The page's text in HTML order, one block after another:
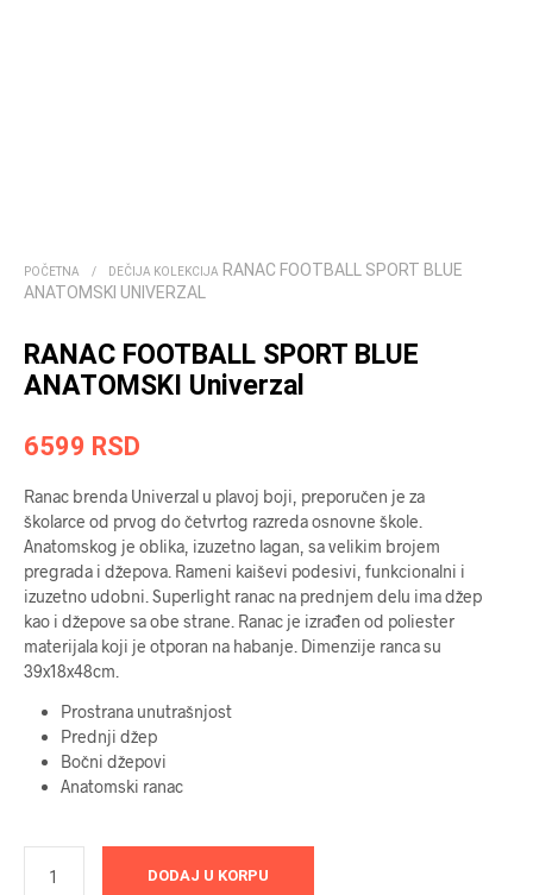
POČETNA / DEČIJA KOLEKCIJA RANAC FOOTBALL SPORT BLUE
ANATOMSKI UNIVERZAL
RANAC FOOTBALL SPORT BLUE
ANATOMSKI Univerzal
6599 RSD
Ranac brenda Univerzal u plavoj boji, preporučen je za
školarce od prvog do četvrtog razreda osnovne škole.
Anatomskog je oblika, izuzetno lagan, sa velikim brojem
pregrada i džepova. Rameni kaiševi podesivi, funkcionalni i
izuzetno udobni. Superlight ranac na prednjem delu ima džep
kao i džepove sa obe strane. Ranac je izrađen od poliester
materijala koji je otporan na habanje. Dimenzije ranca su
39x18x48cm.
Prostrana unutrašnjost
Prednji džep
Bočni džepovi
Anatomski ranac
DODAJ U KORPU